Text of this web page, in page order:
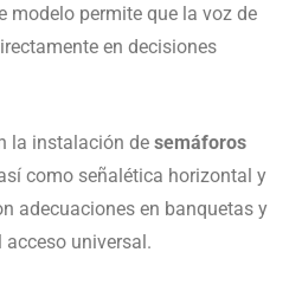
modelo permite que la voz de
en decisiones
la instalación de semáforos
como señalética horizontal y
adecuaciones en banquetas y
universal.